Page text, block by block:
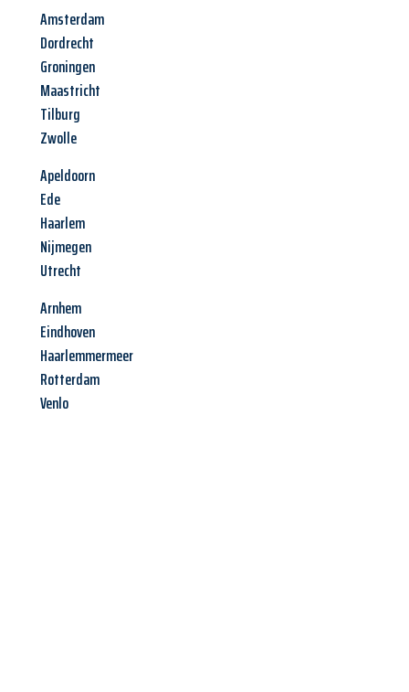
Amsterdam
Dordrecht
Groningen
Maastricht
Tilburg
Zwolle
Apeldoorn
Ede
Haarlem
Nijmegen
Utrecht
Arnhem
Eindhoven
Haarlemmermeer
Rotterdam
Venlo